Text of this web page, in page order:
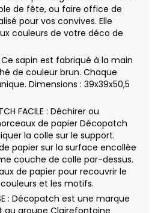
de fête, ou faire office de
pour vos convives. Elle
couleurs de votre déco de
: Ce sapin est fabriqué à la main
de couleur brun. Chaque
Dimensions : 39x39x50,5
FACILE : Déchirer ou
de papier Décopatch
la colle sur le support.
papier sur la surface encollée
couche de colle par-dessus.
de papier pour recouvrir le
et les motifs.
: Décopatch est une marque